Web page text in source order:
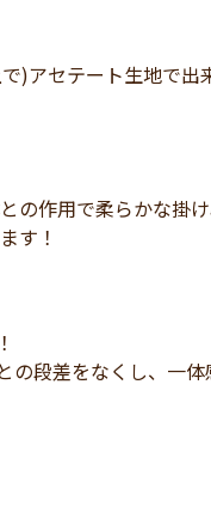
)アセテート生地で出
作用で柔らかな掛
す！
段差をなくし、一